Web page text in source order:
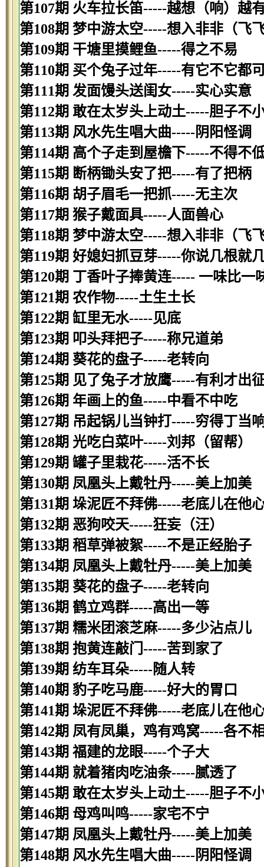
第107期 火车拉长笛-----越想（响）越
第108期 梦中游太空-----想入非非（飞
第109期 干塘里摸鲤鱼-----得之不易
第110期 买个兔子过年-----有它不它都
第111期 发面馒头送闺女-----实心实意
第112期 敢在太岁头上动土-----胆子不
第113期 风水先生唱大曲-----阴阳怪调
第114期 高个子走到屋檐下-----不得不
第115期 断柄锄头安了把-----有了把柄
第116期 胡子眉毛一把抓-----无主次
第117期 猴子戴面具-----人面兽心
第118期 梦中游太空-----想入非非（飞
第119期 好媳妇抓豆芽-----你说几根就
第120期 丁香叶子捧黄连----- 一味比一
第121期 农作物-----土生土长
第122期 缸里无水-----见底
第123期 叩头拜把子-----称兄道弟
第124期 葵花的盘子-----老转向
第125期 见了兔子才放鹰-----有利才出
第126期 年画上的鱼-----中看不中吃
第127期 吊起锅儿当钟打-----穷得丁当
第128期 光吃白菜叶-----刘邦（留帮）
第129期 罐子里栽花-----活不长
第130期 凤凰头上戴牡丹-----美上加美
第131期 垛泥匠不拜佛-----老底儿在他
第132期 恶狗咬天-----狂妄（汪）
第133期 稻草弹被絮-----不是正经胎子
第134期 凤凰头上戴牡丹-----美上加美
第135期 葵花的盘子-----老转向
第136期 鹤立鸡群-----高出一等
第137期 糯米团滚芝麻-----多少沾点儿
第138期 抱黄连敲门-----苦到家了
第139期 纺车耳朵-----随人转
第140期 豹子吃马鹿-----好大的胃口
第141期 垛泥匠不拜佛-----老底儿在他
第142期 凤有凤巢，鸡有鸡窝-----各不
第143期 福建的龙眼-----个子大
第144期 就着猪肉吃油条-----腻透了
第145期 敢在太岁头上动土-----胆子不
第146期 母鸡叫鸣-----家宅不宁
第147期 凤凰头上戴牡丹-----美上加美
第148期 风水先生唱大曲-----阴阳怪调